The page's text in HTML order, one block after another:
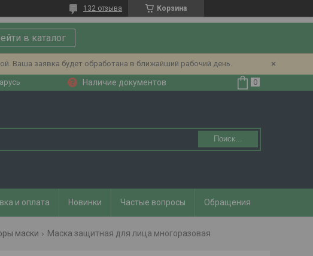
Корзина
132 отзыва
в каталог
Ваша заявка будет обработана в ближайший рабочий день.
Наличие документов
Поиск...
и оплата Новинки Частые вопросы Обращения
маски Маска защитная для лица многоразовая